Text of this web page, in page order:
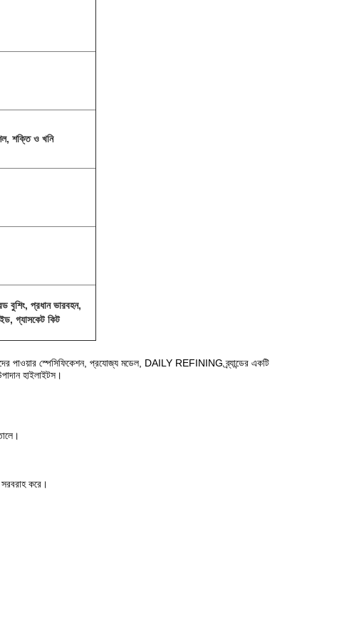
শক্তি ও খনি
বুশিং, প্রধান ভারবহন,
গ্যাসকেট কিট
পাওয়ার স্পেসিফিকেশন, প্রযোজ্য মডেল, DAILY REFINING ব্র্যান্ডের একটি
হাইলাইটস।
সরবরাহ করে।